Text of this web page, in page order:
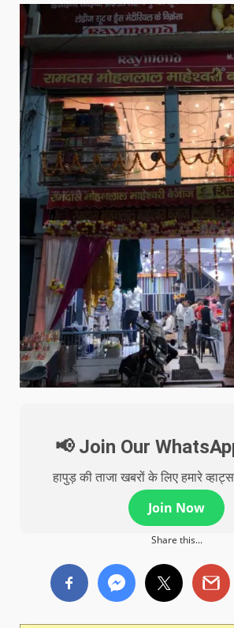
📢 Join Our
हापुड़ की ताजा खबरों के लिए हमारे
Join Now
Share this...